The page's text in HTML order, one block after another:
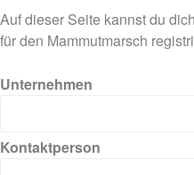
Auf dieser Seite kannst du
für den Mammutmarsch
Unternehmen
Kontaktperson